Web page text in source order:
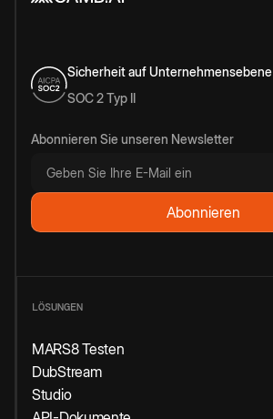
Sicherheit auf Unternehmensebene
SOC 2 Typ II
Abonnieren Sie unseren Newsletter
LÖSUNGEN
MARS8 Testen
DubStream
Studio